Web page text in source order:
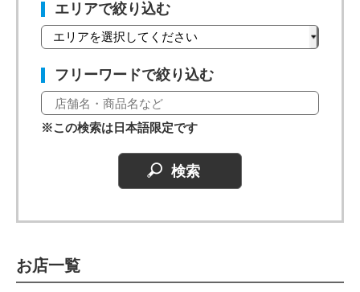
エリアで絞り込む
フリーワードで絞り込む
※この検索は日本語限定です
お店一覧